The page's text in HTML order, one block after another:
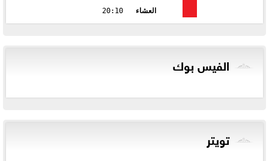
العشاء
20:10
الفيس بوك
تويتر